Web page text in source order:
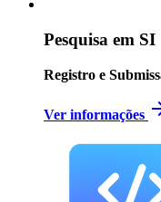
Pesquisa em SI
Registro e
Ver informações